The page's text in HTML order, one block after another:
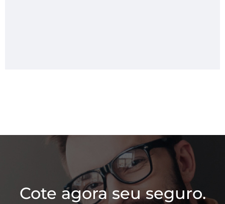
Cote agora seu seguro.